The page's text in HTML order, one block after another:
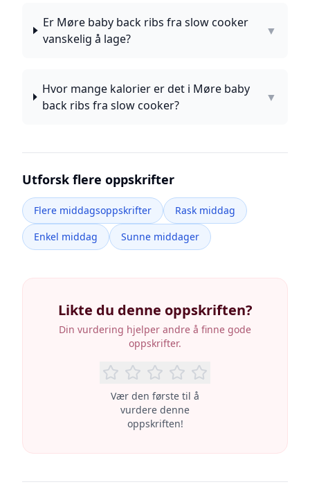
Er Møre baby back ribs fra slow cooker
vanskelig å lage?
▼
Hvor mange kalorier er det i Møre baby
back ribs fra slow cooker?
▼
Utforsk flere oppskrifter
Flere middagsoppskrifter
Rask middag
Enkel middag
Sunne middager
Likte du denne oppskriften?
Din vurdering hjelper andre å finne gode
oppskrifter.
Vær den første til å
vurdere denne
oppskriften!